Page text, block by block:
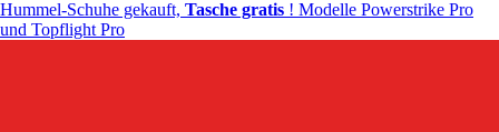
Hummel-Schuhe gekauft, Tasche gratis ! Modelle Powerstrike Pro
und Topflight Pro